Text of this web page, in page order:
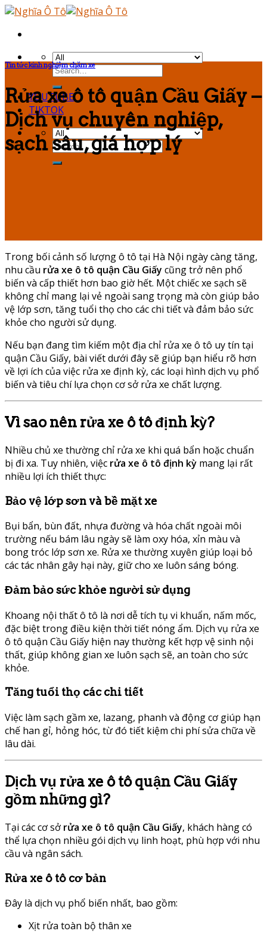
Skip
content
YOUTUBE
TIKTOK
Tin tức kinh nghiệm chăm xe
Rửa xe ô tô quận Cầu Giấy –
Dịch vụ chuyên nghiệp,
sạch sâu, giá hợp lý
Trong bối cảnh số lượng ô tô tại Hà Nội ngày càng tăng,
nhu cầu rửa xe ô tô quận Cầu Giấy cũng trở nên phổ
biến và cấp thiết hơn bao giờ hết. Một chiếc xe sạch sẽ
không chỉ mang lại vẻ ngoài sang trọng mà còn giúp bảo
vệ lớp sơn, tăng tuổi thọ cho các chi tiết và đảm bảo sức
khỏe cho người sử dụng.
Nếu bạn đang tìm kiếm một địa chỉ rửa xe ô tô uy tín tại
quận Cầu Giấy, bài viết dưới đây sẽ giúp bạn hiểu rõ hơn
về lợi ích của việc rửa xe định kỳ, các loại hình dịch vụ phổ
biến và tiêu chí lựa chọn cơ sở rửa xe chất lượng.
Vì sao nên rửa xe ô tô định kỳ?
Nhiều chủ xe thường chỉ rửa xe khi quá bẩn hoặc chuẩn
bị đi xa. Tuy nhiên, việc rửa xe ô tô định kỳ mang lại rất
nhiều lợi ích thiết thực:
Bảo vệ lớp sơn và bề mặt xe
Bụi bẩn, bùn đất, nhựa đường và hóa chất ngoài môi
trường nếu bám lâu ngày sẽ làm oxy hóa, xỉn màu và
bong tróc lớp sơn xe. Rửa xe thường xuyên giúp loại bỏ
các tác nhân gây hại này, giữ cho xe luôn sáng bóng.
Đảm bảo sức khỏe người sử dụng
Khoang nội thất ô tô là nơi dễ tích tụ vi khuẩn, nấm mốc,
đặc biệt trong điều kiện thời tiết nóng ẩm. Dịch vụ rửa xe
ô tô quận Cầu Giấy hiện nay thường kết hợp vệ sinh nội
thất, giúp không gian xe luôn sạch sẽ, an toàn cho sức
khỏe.
Tăng tuổi thọ các chi tiết
Việc làm sạch gầm xe, lazang, phanh và động cơ giúp hạn
chế han gỉ, hỏng hóc, từ đó tiết kiệm chi phí sửa chữa về
lâu dài.
Dịch vụ rửa xe ô tô quận Cầu Giấy
gồm những gì?
Tại các cơ sở rửa xe ô tô quận Cầu Giấy, khách hàng có
thể lựa chọn nhiều gói dịch vụ linh hoạt, phù hợp với nhu
cầu và ngân sách.
Rửa xe ô tô cơ bản
Đây là dịch vụ phổ biến nhất, bao gồm:
Xịt rửa toàn bộ thân xe